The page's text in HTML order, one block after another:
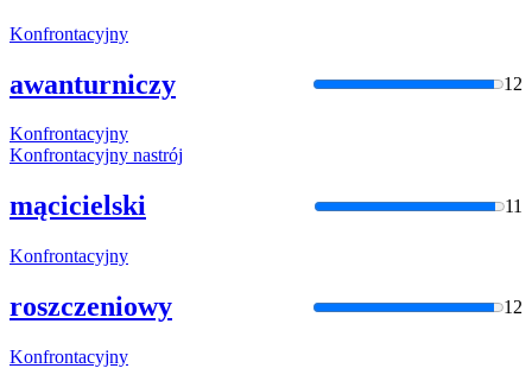
Konfrontacyjny
awanturniczy 12
Konfrontacyjny
Konfrontacyjny nastrój
mącicielski 11
Konfrontacyjny
roszczeniowy 12
Konfrontacyjny